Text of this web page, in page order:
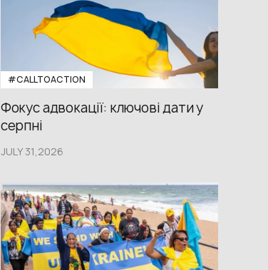
#CALLTOACTION
Фокус адвокації: ключові дати у
серпні
JULY 31,2026